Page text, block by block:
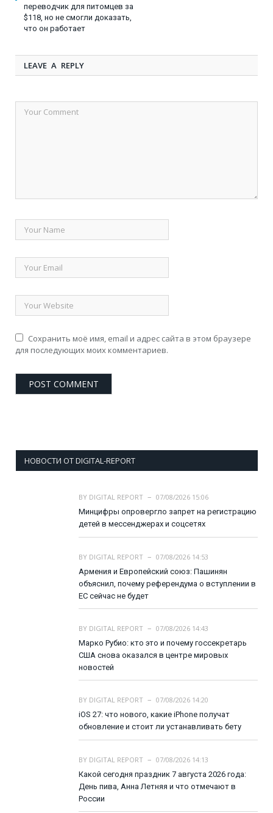
переводчик для питомцев за
$118, но не смогли доказать,
что он работает
LEAVE A REPLY
Сохранить моё имя, email и адрес сайта в этом браузере
для последующих моих комментариев.
НОВОСТИ ОТ DIGITAL-REPORT
BY DIGITAL REPORT
07/08/2026 15:06
Минцифры опровергло запрет на регистрацию
детей в мессенджерах и соцсетях
BY DIGITAL REPORT
07/08/2026 14:53
Армения и Европейский союз: Пашинян
объяснил, почему референдума о вступлении в
ЕС сейчас не будет
BY DIGITAL REPORT
07/08/2026 14:43
Марко Рубио: кто это и почему госсекретарь
США снова оказался в центре мировых
новостей
BY DIGITAL REPORT
07/08/2026 14:20
iOS 27: что нового, какие iPhone получат
обновление и стоит ли устанавливать бету
BY DIGITAL REPORT
07/08/2026 14:13
Какой сегодня праздник 7 августа 2026 года:
День пива, Анна Летняя и что отмечают в
России